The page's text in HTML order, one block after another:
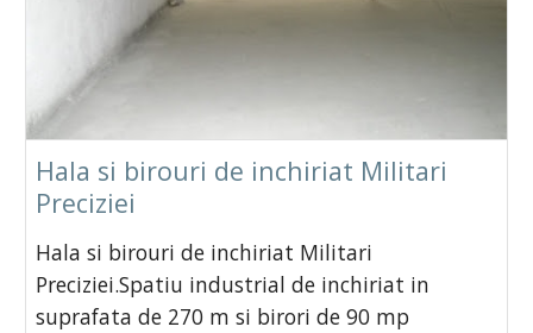
Hala si birouri de inchiriat Militari
Preciziei
Hala si birouri de inchiriat Militari
Preciziei.Spatiu industrial de inchiriat in
suprafata de 270 m si birori de 90 mp